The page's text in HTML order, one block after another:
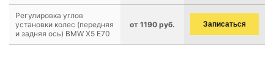
Регулировка углов
установки колес (передняя
и задняя ось) BMW X5 E70
от 1190 руб. Записаться